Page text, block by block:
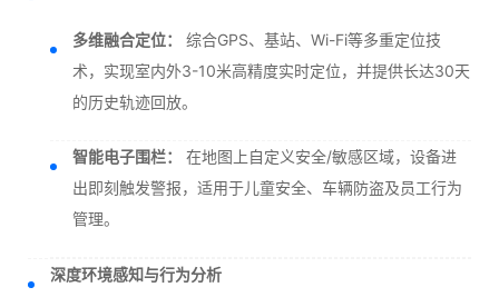
多维融合定位：
综合GPS、基站、Wi-Fi等多重定位技
术，实现室内外3-10米高精度实时定位，并提供长达30天
的历史轨迹回放。
智能电子围栏：
在地图上自定义安全/敏感区域，设备进
出即刻触发警报，适用于儿童安全、车辆防盗及员工行为
管理。
深度环境感知与行为分析